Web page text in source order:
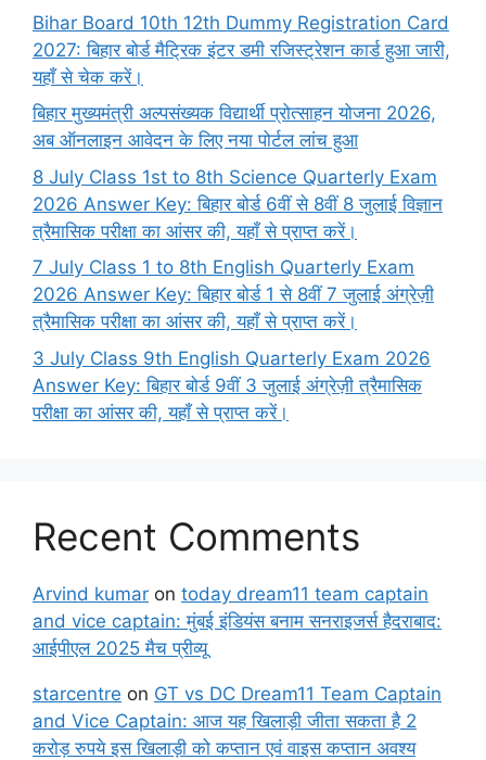
Bihar Board 10th 12th Dummy Registration Card
2027: बिहार बोर्ड मैट्रिक इंटर डमी रजिस्ट्रेशन कार्ड हुआ जारी,
यहाँ से चेक करें।
बिहार मुख्यमंत्री अल्पसंख्यक विद्यार्थी प्रोत्साहन योजना 2026,
अब ऑनलाइन आवेदन के लिए नया पोर्टल लांच हुआ
8 July Class 1st to 8th Science Quarterly Exam
2026 Answer Key: बिहार बोर्ड 6वीं से 8वीं 8 जुलाई विज्ञान
त्रैमासिक परीक्षा का आंसर की, यहाँ से प्राप्त करें।
7 July Class 1 to 8th English Quarterly Exam
2026 Answer Key: बिहार बोर्ड 1 से 8वीं 7 जुलाई अंग्रेज़ी
त्रैमासिक परीक्षा का आंसर की, यहाँ से प्राप्त करें।
3 July Class 9th English Quarterly Exam 2026
Answer Key: बिहार बोर्ड 9वीं 3 जुलाई अंग्रेज़ी त्रैमासिक
परीक्षा का आंसर की, यहाँ से प्राप्त करें।
Recent Comments
Arvind kumar on today dream11 team captain
and vice captain: मुंबई इंडियंस बनाम सनराइजर्स हैदराबाद:
आईपीएल 2025 मैच प्रीव्यू
starcentre on GT vs DC Dream11 Team Captain
and Vice Captain: आज यह खिलाड़ी जीता सकता है 2
करोड़ रुपये इस खिलाड़ी को कप्तान एवं वाइस कप्तान अवश्य